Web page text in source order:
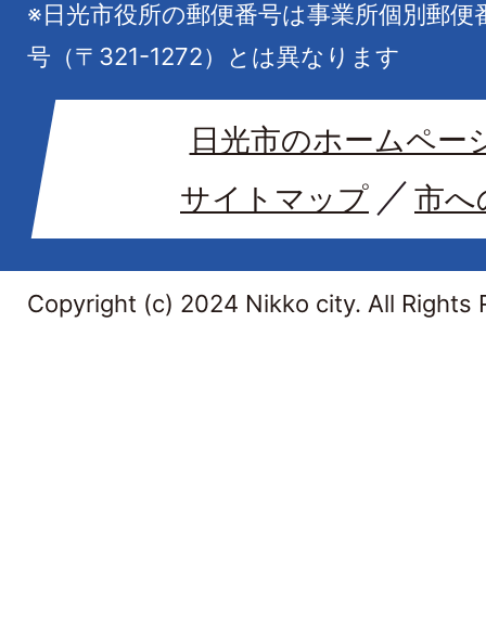
※日光市役所の郵便番号は事業所個別郵
号（〒321-1272）とは異なります
日光市のホームペー
サイトマップ
市へ
Copyright (c) 2024 Nikko city. All Rights